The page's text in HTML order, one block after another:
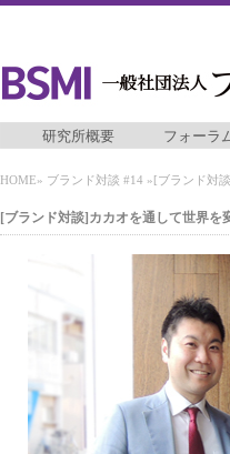
研究所概要 フォーラ
HOME» ブランド対談 #14 »[ブランド対
[ブランド対談]カカオを通して世界を